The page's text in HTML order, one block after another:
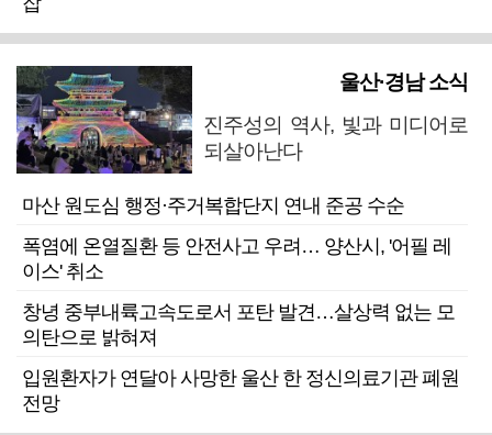
울산·경남 소식
진주성의 역사, 빛과 미디어로
되살아난다
마산 원도심 행정·주거복합단지 연내 준공 수순
폭염에 온열질환 등 안전사고 우려… 양산시, '어필 레
이스' 취소
창녕 중부내륙고속도로서 포탄 발견…살상력 없는 모
의탄으로 밝혀져
입원환자가 연달아 사망한 울산 한 정신의료기관 폐원
전망